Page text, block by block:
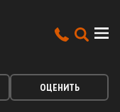
ОЦЕНИТЬ